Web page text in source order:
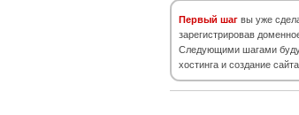
Первый шаг вы уже
зарегистрировав
Следующими шагами
хостинга и создание сайта.